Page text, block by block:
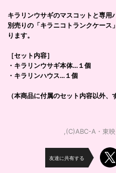
キラリンウサギのマスコットと専用
別売りの「キラニコトランクケース
ります。
［セット内容］
・キラリンウサギ本体…１個
・キラリンハウス…１個
（本商品に付属のセット内容以外、
,(C)ABC-A・東
友達に共有する